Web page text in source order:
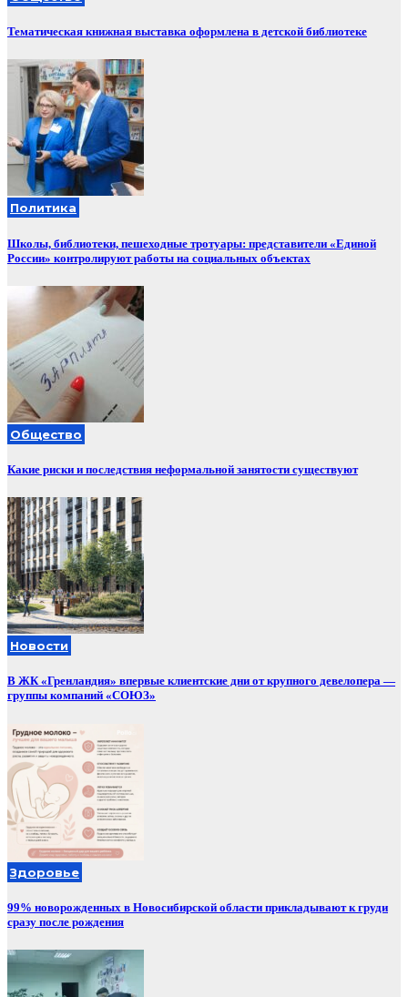
Тематическая книжная выставка оформлена в детской библиотеке
Политика
Школы, библиотеки, пешеходные тротуары: представители «Единой
России» контролируют работы на социальных объектах
Общество
Какие риски и последствия неформальной занятости существуют
Новости
В ЖК «Гренландия» впервые клиентские дни от крупного девелопера —
группы компаний «СОЮЗ»
Здоровье
99% новорожденных в Новосибирской области прикладывают к груди
сразу после рождения